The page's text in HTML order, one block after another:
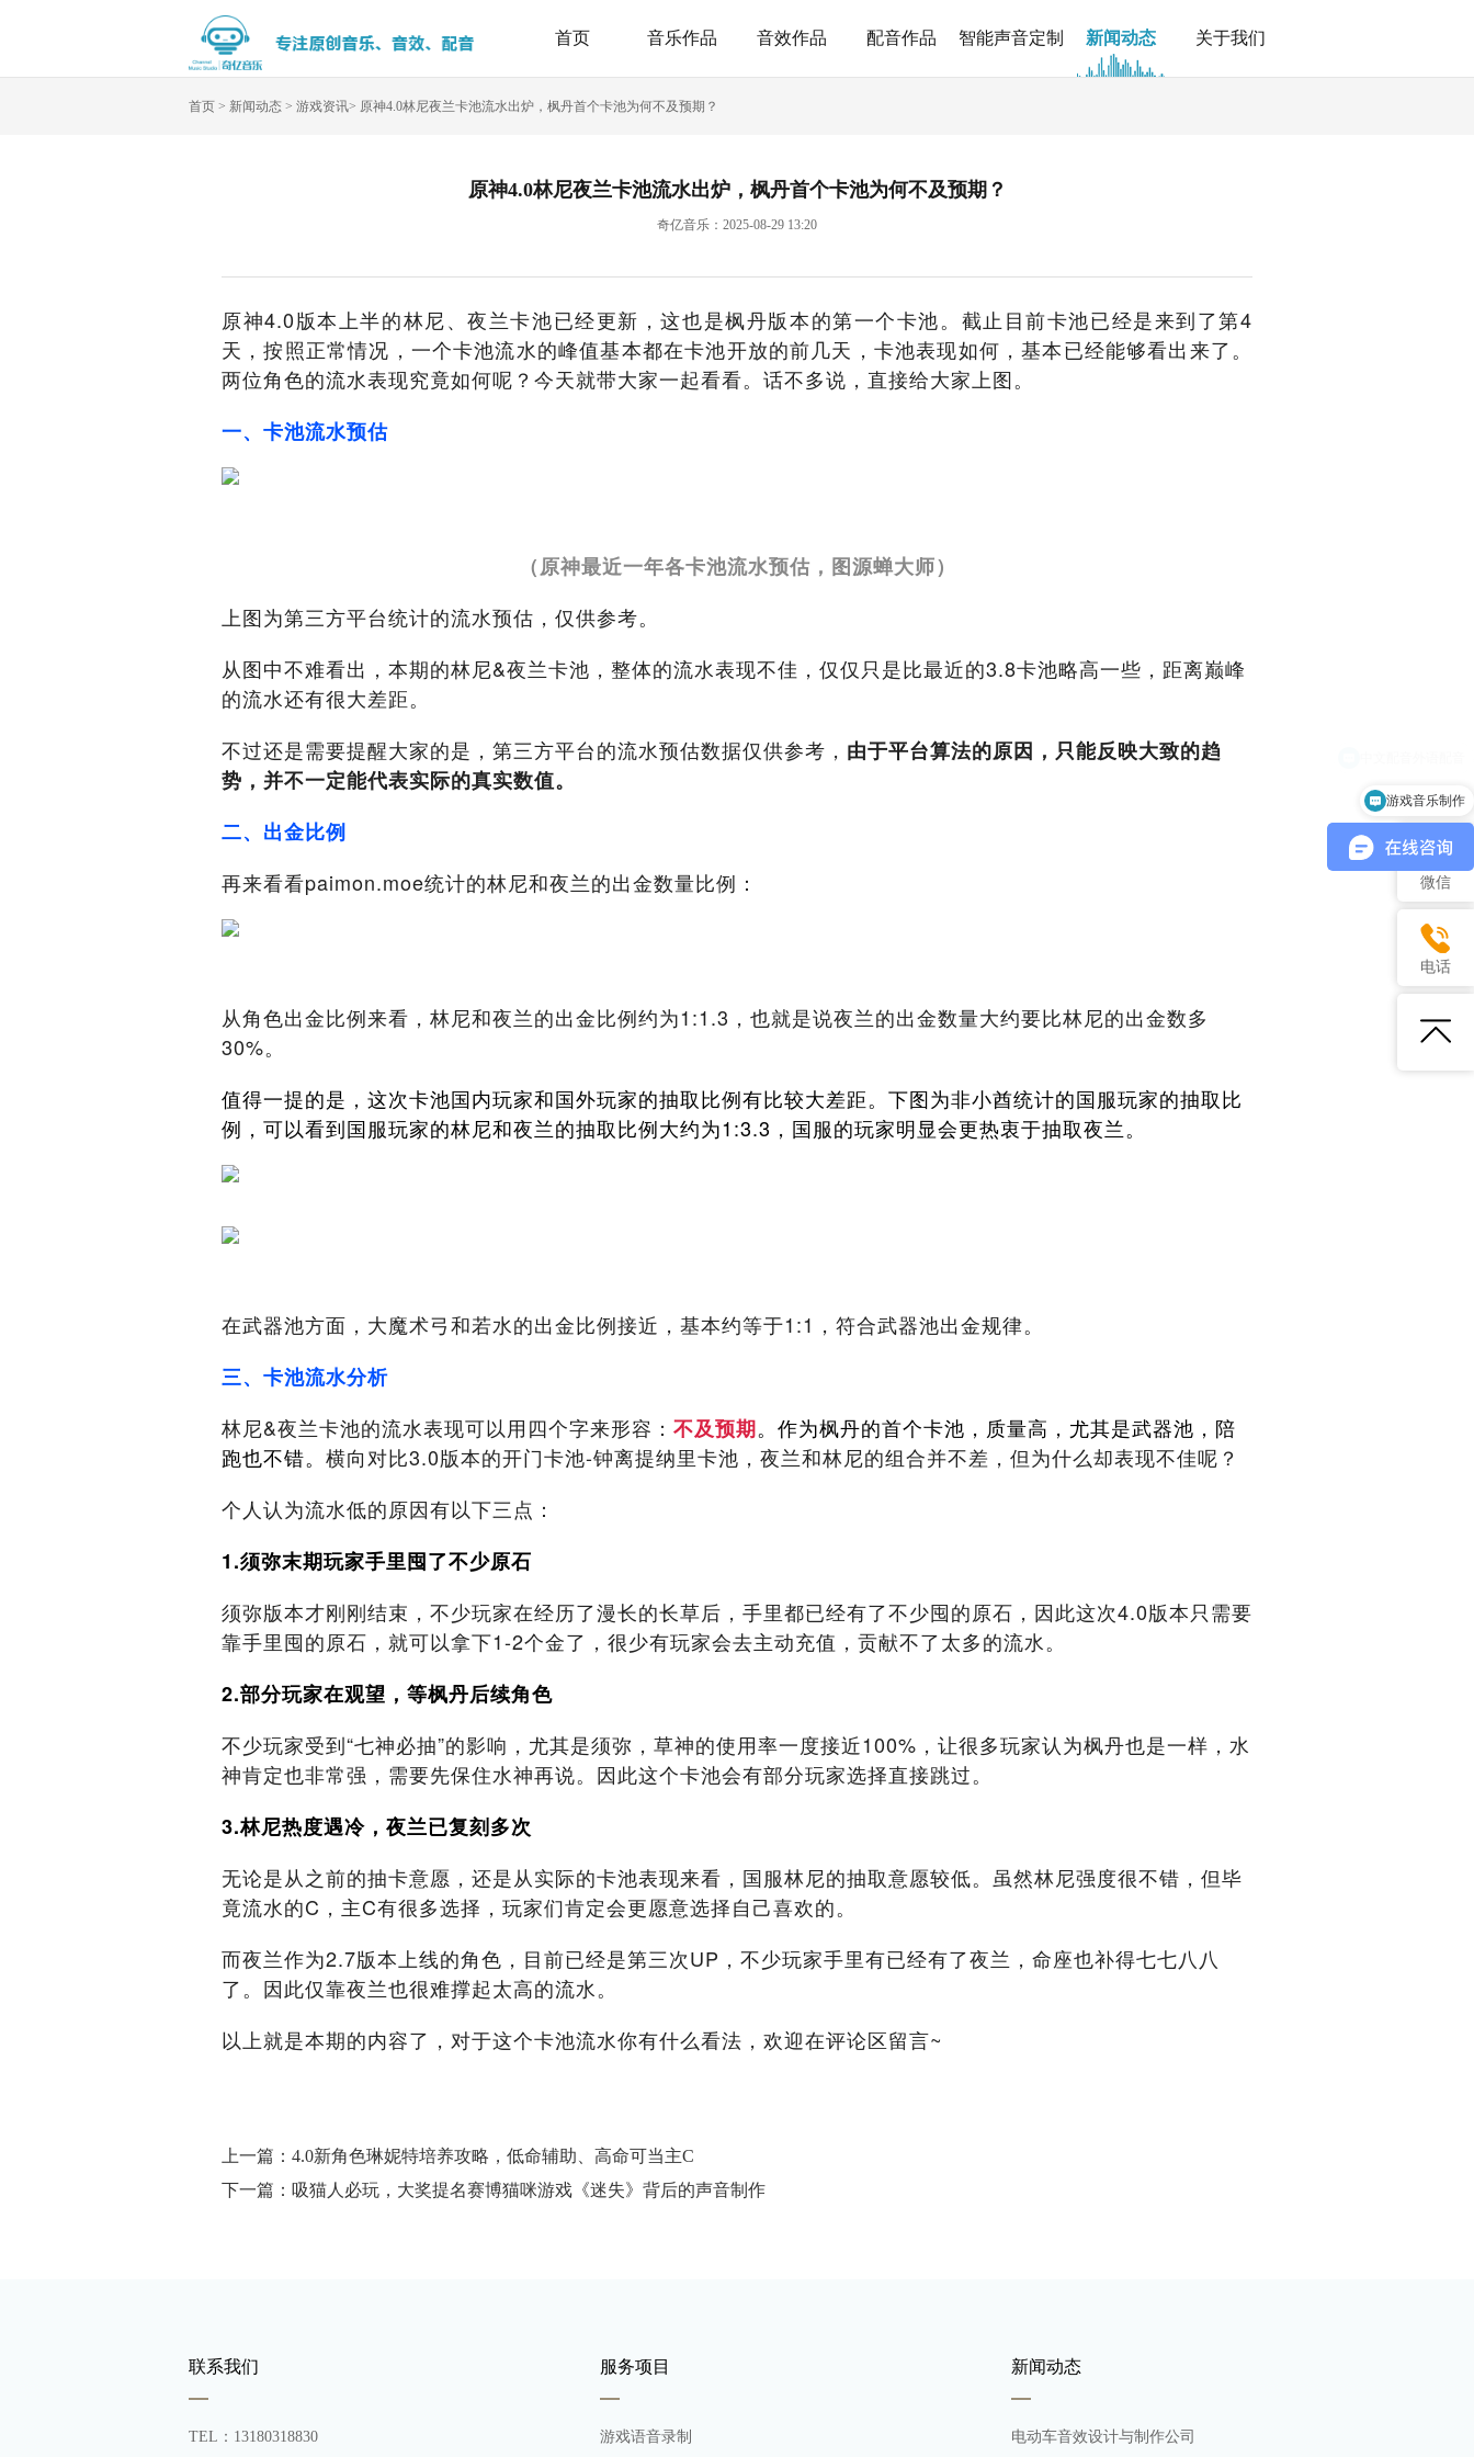
首页 音乐作品 音效作品 配音作品 智能声音定制 新闻动态 关于我们
首页 > 新闻动态 > 游戏资讯> 原神4.0林尼夜兰卡池流水出炉，枫丹首个卡池为何不及预期？
原神4.0林尼夜兰卡池流水出炉，枫丹首个卡池为何不及预期？
奇亿音乐：2025-08-29 13:20
原神4.0版本上半的林尼、夜兰卡池已经更新，这也是枫丹版本的第一个卡池。截止目前卡池已经是来到了第4
天，按照正常情况，一个卡池流水的峰值基本都在卡池开放的前几天，卡池表现如何，基本已经能够看出来了。
两位角色的流水表现究竟如何呢？今天就带大家一起看看。话不多说，直接给大家上图。
一、卡池流水预估
（原神最近一年各卡池流水预估，图源蝉大师）
上图为第三方平台统计的流水预估，仅供参考。
从图中不难看出，本期的林尼&夜兰卡池，整体的流水表现不佳，仅仅只是比最近的3.8卡池略高一些，距离巅峰
的流水还有很大差距。
不过还是需要提醒大家的是，第三方平台的流水预估数据仅供参考， 由于平台算法的原因，只能反映大致的趋
势，并不一定能代表实际的真实数值。
二、出金比例
再来看看paimon.moe统计的林尼和夜兰的出金数量比例：
从角色出金比例来看，林尼和夜兰的出金比例约为1:1.3，也就是说夜兰的出金数量大约要比林尼的出金数多
30%。
值得一提的是，这次卡池国内玩家和国外玩家的抽取比例有比较大差距。下图为非小酋统计的国服玩家的抽取比
例，可以看到国服玩家的林尼和夜兰的抽取比例大约为1:3.3，国服的玩家明显会更热衷于抽取夜兰。
在武器池方面，大魔术弓和若水的出金比例接近，基本约等于1:1，符合武器池出金规律。
三、卡池流水分析
林尼&夜兰卡池的流水表现可以用四个字来形容： 不及预期。作为枫丹的首个卡池，质量高，尤其是武器池，陪
跑也不错。 横向对比3.0版本的开门卡池-钟离提纳里卡池，夜兰和林尼的组合并不差，但为什么却表现不佳呢？
个人认为流水低的原因有以下三点：
1.须弥末期玩家手里囤了不少原石
须弥版本才刚刚结束，不少玩家在经历了漫长的长草后，手里都已经有了不少囤的原石，因此这次4.0版本只需要
靠手里囤的原石，就可以拿下1-2个金了，很少有玩家会去主动充值，贡献不了太多的流水。
2.部分玩家在观望，等枫丹后续角色
不少玩家受到“七神必抽”的影响，尤其是须弥，草神的使用率一度接近100%，让很多玩家认为枫丹也是一样，水
神肯定也非常强，需要先保住水神再说。因此这个卡池会有部分玩家选择直接跳过。
3.林尼热度遇冷，夜兰已复刻多次
无论是从之前的抽卡意愿，还是从实际的卡池表现来看，国服林尼的抽取意愿较低。虽然林尼强度很不错，但毕
竟流水的C，主C有很多选择，玩家们肯定会更愿意选择自己喜欢的。
而夜兰作为2.7版本上线的角色，目前已经是第三次UP，不少玩家手里有已经有了夜兰，命座也补得七七八八
了。因此仅靠夜兰也很难撑起太高的流水。
以上就是本期的内容了，对于这个卡池流水你有什么看法，欢迎在评论区留言~
上一篇：4.0新角色琳妮特培养攻略，低命辅助、高命可当主C
下一篇：吸猫人必玩，大奖提名赛博猫咪游戏《迷失》背后的声音制作
联系我们
TEL：13180318830
服务项目
游戏语音录制
新闻动态
电动车音效设计与制作公司
微信
电话
游戏音乐制作